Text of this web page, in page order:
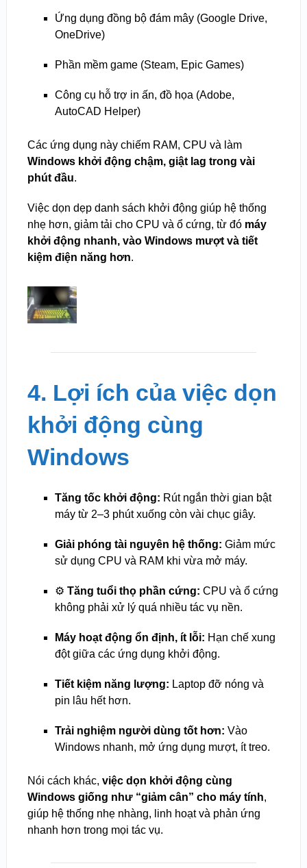
Ứng dụng đồng bộ đám mây (Google Drive,
OneDrive)
Phần mềm game (Steam, Epic Games)
Công cụ hỗ trợ in ấn, đồ họa (Adobe,
AutoCAD Helper)
Các ứng dụng này chiếm RAM, CPU và làm
Windows khởi động chậm, giật lag trong vài
phút đầu.
Việc dọn dẹp danh sách khởi động giúp hệ thống
nhẹ hơn, giảm tải cho CPU và ổ cứng, từ đó máy
khởi động nhanh, vào Windows mượt và tiết
kiệm điện năng hơn.
4. Lợi ích của việc dọn
khởi động cùng
Windows
Tăng tốc khởi động: Rút ngắn thời gian bật
máy từ 2–3 phút xuống còn vài chục giây.
Giải phóng tài nguyên hệ thống: Giảm mức
sử dụng CPU và RAM khi vừa mở máy.
⚙️ Tăng tuổi thọ phần cứng: CPU và ổ cứng
không phải xử lý quá nhiều tác vụ nền.
Máy hoạt động ổn định, ít lỗi: Hạn chế xung
đột giữa các ứng dụng khởi động.
Tiết kiệm năng lượng: Laptop đỡ nóng và
pin lâu hết hơn.
Trải nghiệm người dùng tốt hơn: Vào
Windows nhanh, mở ứng dụng mượt, ít treo.
Nói cách khác, việc dọn khởi động cùng
Windows giống như “giảm cân” cho máy tính,
giúp hệ thống nhẹ nhàng, linh hoạt và phản ứng
nhanh hơn trong mọi tác vụ.